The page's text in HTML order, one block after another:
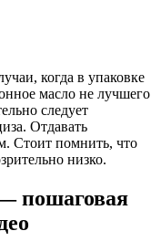
когда в упаковке
масло не лучшего
следует
Отдавать
Стоит помнить, что
низко.
пошаговая